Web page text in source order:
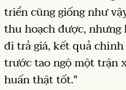
triển cũng giống như
thu hoạch được,
đi trả giá, kết quả
trước tao ngộ một trận
huấn thật tốt."